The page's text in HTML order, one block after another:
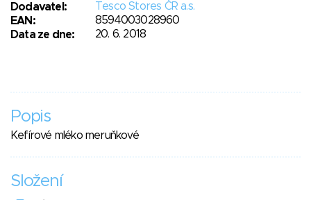
Dodavatel:
Tesco Stores ČR a.s.
EAN:
8594003028960
Data ze dne:
20. 6. 2018
Popis
Kefírové mléko meruňkové
Složení